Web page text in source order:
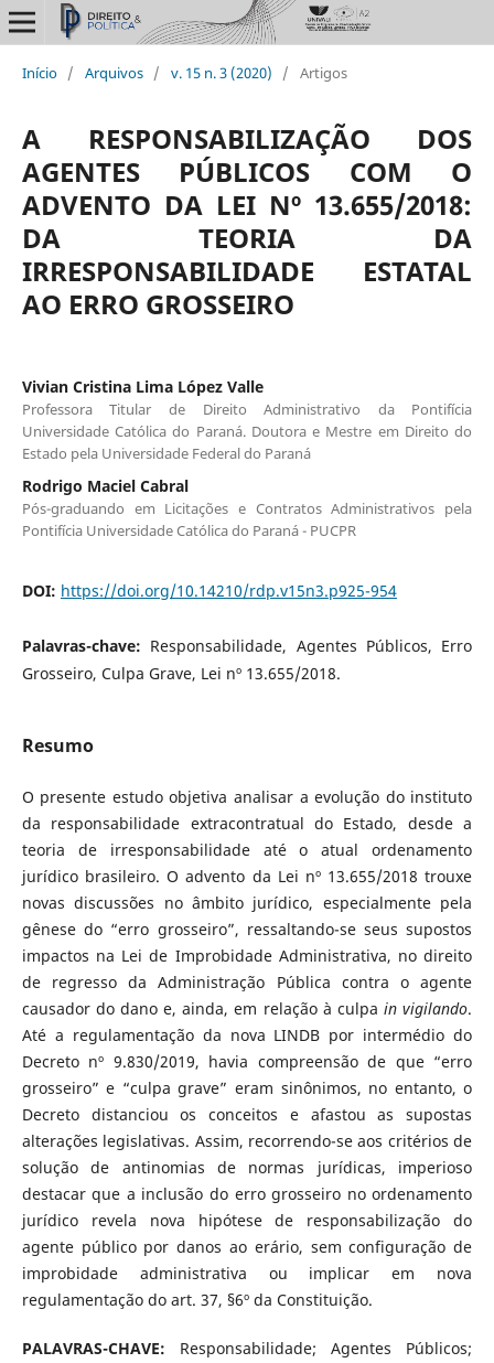
Início / Arquivos / v. 15 n. 3 (2020) / Artigos
A RESPONSABILIZAÇÃO DOS
AGENTES PÚBLICOS COM O
ADVENTO DA LEI Nº 13.655/2018:
DA TEORIA DA
IRRESPONSABILIDADE ESTATAL
AO ERRO GROSSEIRO
Vivian Cristina Lima López Valle
Professora Titular de Direito Administrativo da Pontifícia
Universidade Católica do Paraná. Doutora e Mestre em Direito do
Estado pela Universidade Federal do Paraná
Rodrigo Maciel Cabral
Pós-graduando em Licitações e Contratos Administrativos pela
Pontifícia Universidade Católica do Paraná - PUCPR
DOI: https://doi.org/10.14210/rdp.v15n3.p925-954
Palavras-chave: Responsabilidade, Agentes Públicos, Erro
Grosseiro, Culpa Grave, Lei nº 13.655/2018.
Resumo
O presente estudo objetiva analisar a evolução do instituto
da responsabilidade extracontratual do Estado, desde a
teoria de irresponsabilidade até o atual ordenamento
jurídico brasileiro. O advento da Lei nº 13.655/2018 trouxe
novas discussões no âmbito jurídico, especialmente pela
gênese do “erro grosseiro”, ressaltando-se seus supostos
impactos na Lei de Improbidade Administrativa, no direito
de regresso da Administração Pública contra o agente
causador do dano e, ainda, em relação à culpa in vigilando.
Até a regulamentação da nova LINDB por intermédio do
Decreto nº 9.830/2019, havia compreensão de que “erro
grosseiro” e “culpa grave” eram sinônimos, no entanto, o
Decreto distanciou os conceitos e afastou as supostas
alterações legislativas. Assim, recorrendo-se aos critérios de
solução de antinomias de normas jurídicas, imperioso
destacar que a inclusão do erro grosseiro no ordenamento
jurídico revela nova hipótese de responsabilização do
agente público por danos ao erário, sem configuração de
improbidade administrativa ou implicar em nova
regulamentação do art. 37, §6º da Constituição.
PALAVRAS-CHAVE: Responsabilidade; Agentes Públicos;